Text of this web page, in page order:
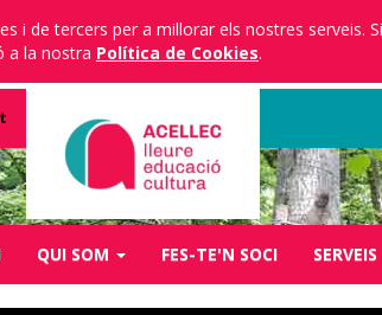
i de tercers per a millorar els nostres serveis.
a la nostra Política de Cookies.
QUI SOM FES-TE'N SOCI SERVEIS